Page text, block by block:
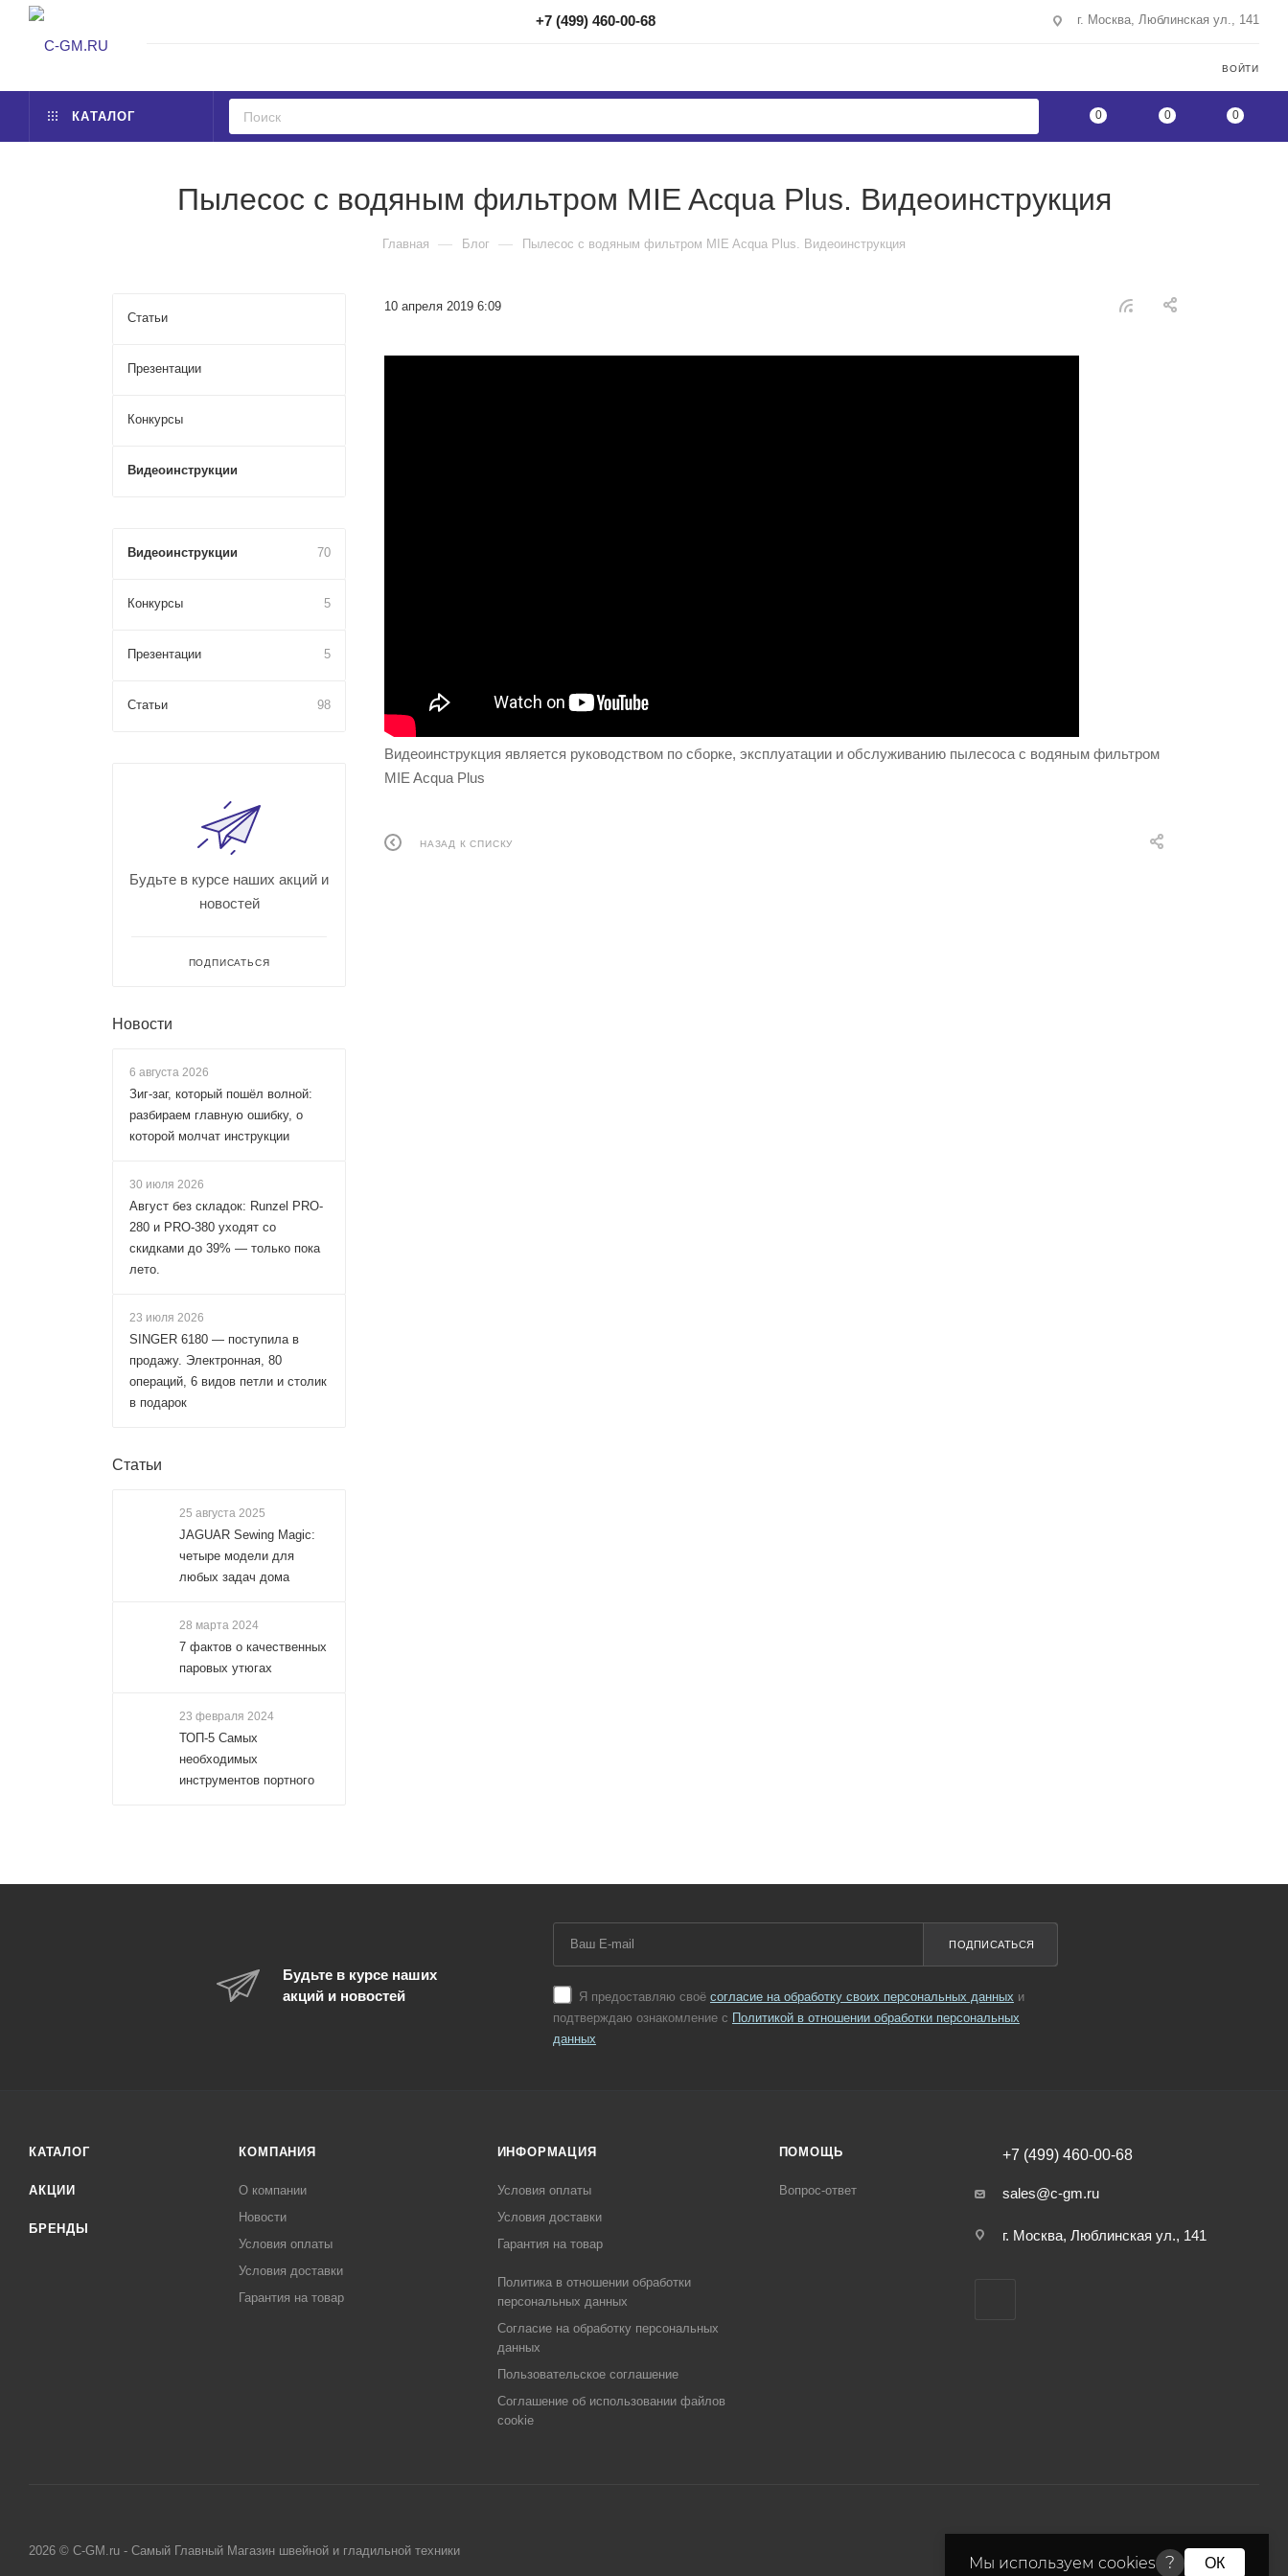
+7 (499) 460-00-68 г. Москва, Люблинская ул., 141
ВОЙТИ
КАТАЛОГ 0 0 0
Пылесос с водяным фильтром MIE Acqua Plus. Видеоинструкция
Главная — Блог — Пылесос с водяным фильтром MIE Acqua Plus. Видеоинструкция
10 апреля 2019 6:09
Видеоинструкция является руководством по сборке, эксплуатации и обслуживанию пылесоса с водяным фильтром
MIE Acqua Plus
НАЗАД К СПИСКУ
Статьи
Презентации
Конкурсы
Видеоинструкции
Видеоинструкции 70
Конкурсы 5
Презентации 5
Статьи 98
Будьте в курсе наших акций и
новостей
ПОДПИСАТЬСЯ
Новости
6 августа 2026
Зиг-заг, который пошёл волной:
разбираем главную ошибку, о
которой молчат инструкции
30 июля 2026
Август без складок: Runzel PRO-
280 и PRO-380 уходят со
скидками до 39% — только пока
лето.
23 июля 2026
SINGER 6180 — поступила в
продажу. Электронная, 80
операций, 6 видов петли и столик
в подарок
Статьи
25 августа 2025
JAGUAR Sewing Magic:
четыре модели для
любых задач дома
28 марта 2024
7 фактов о качественных
паровых утюгах
23 февраля 2024
ТОП-5 Самых
необходимых
инструментов портного
Будьте в курсе наших
акций и новостей
Я предоставляю своё согласие на обработку своих персональных данных и
подтверждаю ознакомление с Политикой в отношении обработки персональных
данных
ПОДПИСАТЬСЯ
КАТАЛОГ
АКЦИИ
БРЕНДЫ
КОМПАНИЯ
О компании
Новости
Условия оплаты
Условия доставки
Гарантия на товар
ИНФОРМАЦИЯ
Условия оплаты
Условия доставки
Гарантия на товар
Политика в отношении обработки
персональных данных
Cогласие на обработку персональных
данных
Пользовательское соглашение
Cоглашение об использовании файлов
cookie
ПОМОЩЬ
Вопрос-ответ
+7 (499) 460-00-68
sales@c-gm.ru
г. Москва, Люблинская ул., 141
2026 © C-GM.ru - Самый Главный Магазин швейной и гладильной техники
Мы используем cookies ? ОК